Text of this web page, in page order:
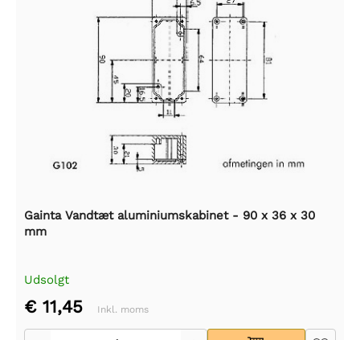
Gainta Vandtæt aluminiumskabinet - 90 x 36 x 30
mm
Udsolgt
€ 11,45 Inkl. moms